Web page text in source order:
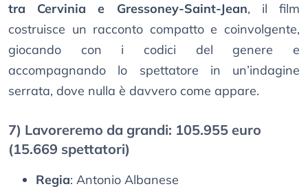
tra Cervinia e Gressoney-Saint-Jean, il film
costruisce un racconto compatto e coinvolgente,
giocando con i codici del genere e
accompagnando lo spettatore in un’indagine
serrata, dove nulla è davvero come appare.
7) Lavoreremo da grandi: 105.955 euro
(15.669 spettatori)
Regia: Antonio Albanese